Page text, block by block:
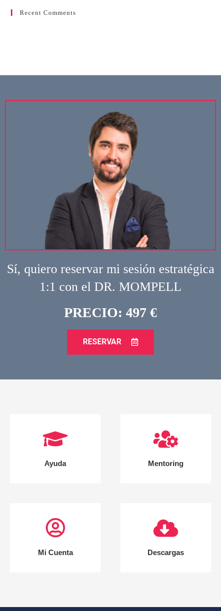
Recent Comments
Sí, quiero reservar mi sesión estratégica
1:1 con el DR. MOMPELL
PRECIO: 497 €
RESERVAR
Ayuda Mentoring
Mi Cuenta Descargas